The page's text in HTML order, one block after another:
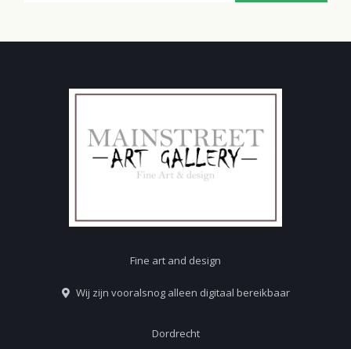
Fine art and design
Wij zijn vooralsnog alleen digitaal bereikbaar
Dordrecht